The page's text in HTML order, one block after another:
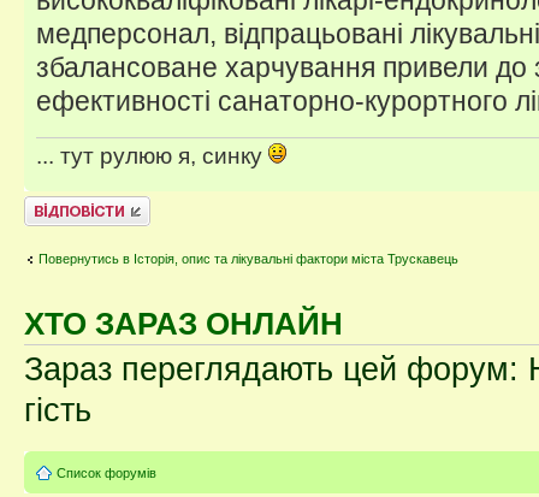
медперсонал, відпрацьовані
збалансоване харчування привели до
ефективності санаторно-курортного
... тут рулюю я, синку
Відповісти
Повернутись в Історія, опис та лікувальні фактори міста Трускавець
ХТО ЗАРАЗ ОНЛАЙН
Зараз переглядають цей форум:
гість
Список форумів